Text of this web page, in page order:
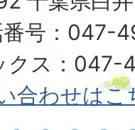
番号：047-
クス：047-
合わせはこ